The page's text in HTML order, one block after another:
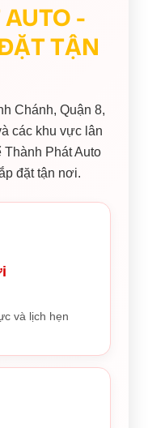
-
TẬN
Chánh, Quận 8,
các khu vực lân
Thành Phát Auto
đặt tận nơi.
và lịch hẹn